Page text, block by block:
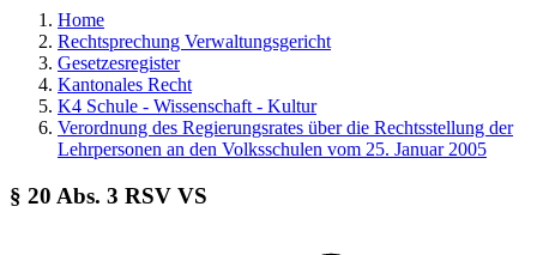
Home
Rechtsprechung Verwaltungsgericht
Gesetzesregister
Kantonales Recht
K4 Schule - Wissenschaft - Kultur
Verordnung des Regierungsrates über die Rechtsstellung der
Lehrpersonen an den Volksschulen vom 25. Januar 2005
§ 20 Abs. 3 RSV VS